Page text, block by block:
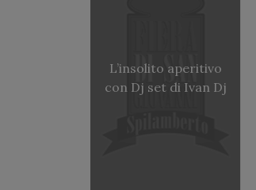
L’insolito aperitivo
con Dj set di Ivan Dj